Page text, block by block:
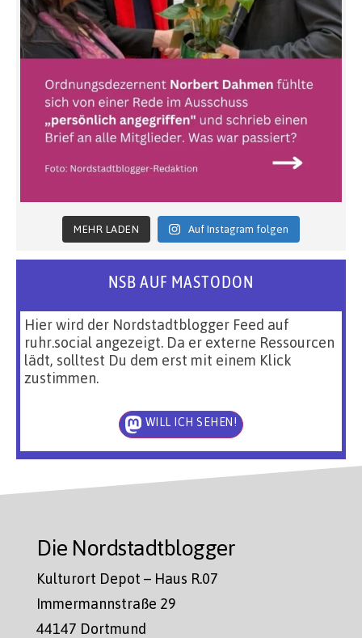
MEHR LADEN Auf Instagram folgen
NSB AUF MASTODON
Hier wird der Nordstadtblogger Feed auf
ruhr.social angezeigt. Da er externe Ressourcen
lädt, solltest Du dem erst mit einem Klick
zustimmen.
WILL ICH SEHEN!
Die Nordstadtblogger
Kulturort Depot – Haus R.07
Immermannstraße 29
44147 Dortmund